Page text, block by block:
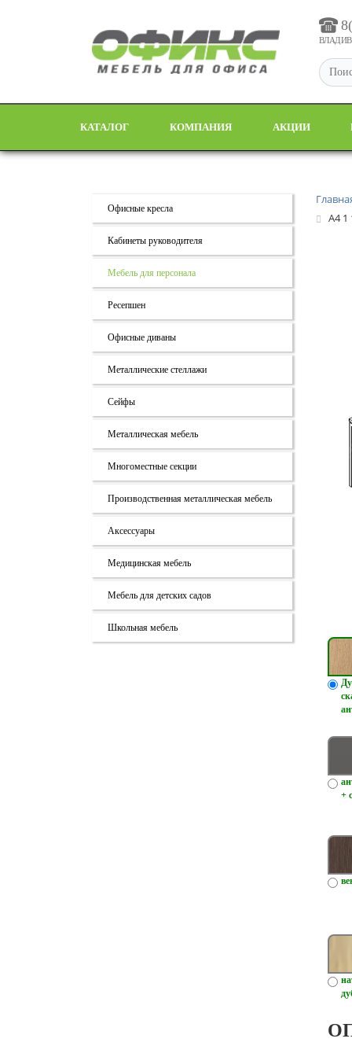
КАТАЛОГ КОМПАНИЯ АКЦИИ
Офисные кресла
Кабинеты руководителя
Мебель для персонала
Ресепшен
Офисные диваны
Металлические стеллажи
Сейфы
Металлическая мебель
Многоместные секции
Производственная металлическая мебель
Аксессуары
Медицинская мебель
Мебель для детских садов
Школьная мебель
А4 1
+